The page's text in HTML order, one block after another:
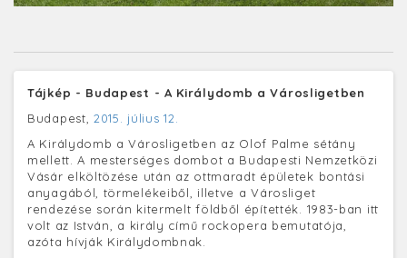
Tájkép - Budapest - A Királydomb a Városligetben
Budapest, 2015. július 12.
A Királydomb a Városligetben az Olof Palme sétány
mellett. A mesterséges dombot a Budapesti Nemzetközi
Vásár elköltözése után az ottmaradt épületek bontási
anyagából, törmelékeiből, illetve a Városliget
rendezése során kitermelt földből építették. 1983-ban itt
volt az István, a király című rockopera bemutatója,
azóta hívják Királydombnak.